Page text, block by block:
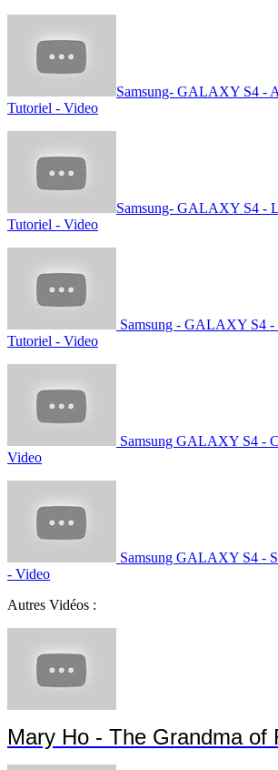
Samsung- GALAXY S4 -
Tutoriel - Video
Samsung- GALAXY S4 -
Tutoriel - Video
Samsung - GALAXY S4
Tutoriel - Video
Samsung GALAXY S4 -
Video
Samsung GALAXY S4 -
- Video
Autres Vidéos :
Mary Ho - The Grandma of